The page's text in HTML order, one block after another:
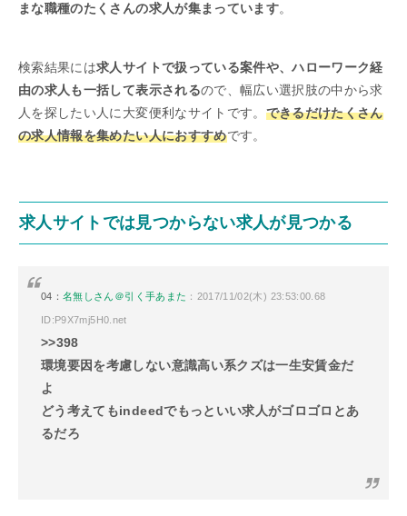
まな職種のたくさんの求人が集まっています。
検索結果には求人サイトで扱っている案件や、ハローワーク経
由の求人も一括して表示されるので、幅広い選択肢の中から求
人を探したい人に大変便利なサイトです。 できるだけたくさん
の求人情報を集めたい人におすすめです。
求人サイトでは見つからない求人が見つかる
04：名無しさん＠引く手あまた ：2017/11/02(木) 23:53:00.68
ID:P9X7mj5H0.net
>>398
環境要因を考慮しない意識高い系クズは一生安賃金だ
よ
どう考えてもindeedでもっといい求人がゴロゴロとあ
るだろ